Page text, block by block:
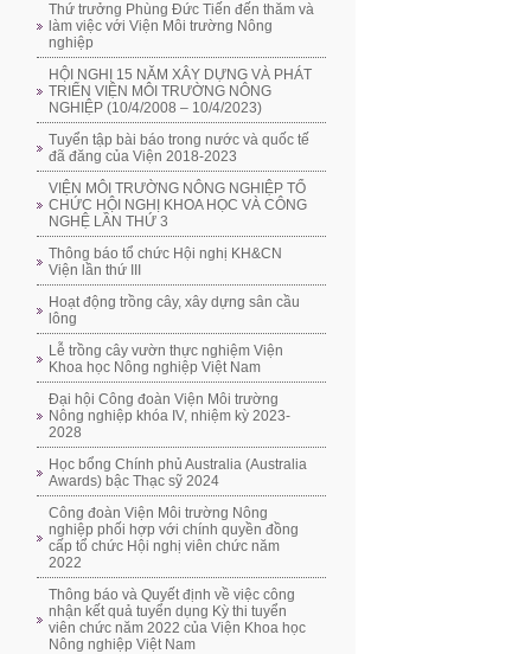
Thứ trưởng Phùng Đức Tiến đến thăm và
làm việc với Viện Môi trường Nông
nghiệp
HỘI NGHỊ 15 NĂM XÂY DỰNG VÀ PHÁT
TRIỂN VIỆN MÔI TRƯỜNG NÔNG
NGHIỆP (10/4/2008 – 10/4/2023)
Tuyển tập bài báo trong nước và quốc tế
đã đăng của Viện 2018-2023
VIỆN MÔI TRƯỜNG NÔNG NGHIỆP TỔ
CHỨC HỘI NGHỊ KHOA HỌC VÀ CÔNG
NGHỆ LẦN THỨ 3
Thông báo tổ chức Hội nghị KH&CN
Viện lần thứ III
Hoạt động trồng cây, xây dựng sân cầu
lông
Lễ trồng cây vườn thực nghiệm Viện
Khoa học Nông nghiệp Việt Nam
Đại hội Công đoàn Viện Môi trường
Nông nghiệp khóa IV, nhiệm kỳ 2023-
2028
Học bổng Chính phủ Australia (Australia
Awards) bậc Thạc sỹ 2024
Công đoàn Viện Môi trường Nông
nghiệp phối hợp với chính quyền đồng
cấp tổ chức Hội nghị viên chức năm
2022
Thông báo và Quyết định về việc công
nhận kết quả tuyển dụng Kỳ thi tuyển
viên chức năm 2022 của Viện Khoa học
Nông nghiệp Việt Nam